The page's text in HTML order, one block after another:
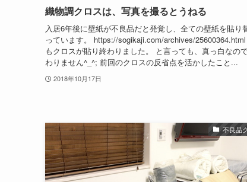
織物調クロスは、写真を撮るとうねる
入居6年後に壁紙が不良品だと発覚し、全ての壁紙を貼り
っています。 https://sogikaji.com/archives/
もクロスが貼り終わりました。 と言っても、真っ白なの
わりません^_^; 前回のクロスの反省点を活かしたこと...
2018年10月17日
不良品